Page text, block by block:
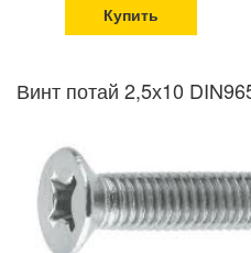
Купить
Винт потай 2,5х10